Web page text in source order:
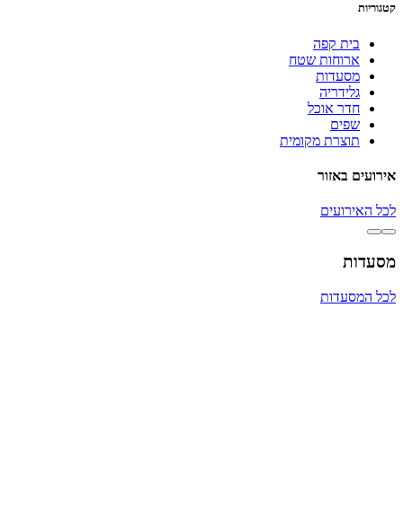
קטגוריות
בית קפה
ארוחות שטח
מסעדות
גלידריה
חדר אוכל
שפים
תוצרת מקומית
אירועים באזור
לכל האירועים
מסעדות
לכל המסעדות